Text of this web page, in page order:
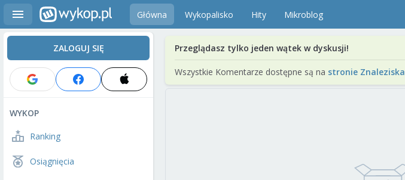
Główna Wykopalisko Hity Mikroblog
ZALOGUJ SIĘ
WYKOP
Ranking
Osiągnięcia
Przeglądasz tylko jeden wątek w dyskusji!
Wszystkie Komentarze dostępne są na stronie Znaleziska